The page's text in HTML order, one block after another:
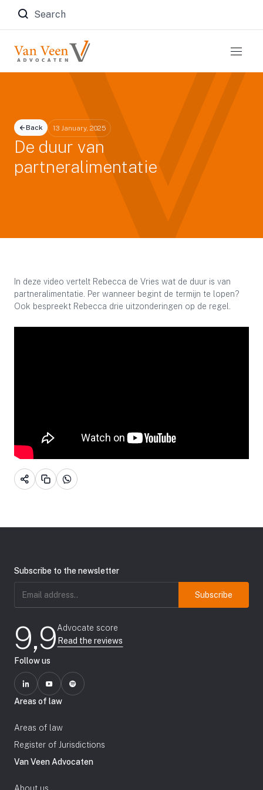
Zoeken naar:
Back 13 January, 2025
De duur van
partneralimentatie
In deze video vertelt Rebecca de Vries wat de duur is van
partneralimentatie. Per wanneer begint de termijn te lopen?
Ook bespreekt Rebecca drie uitzonderingen op de regel.
Subscribe to the newsletter
9,9Advocate score
Read the reviews
Follow us
Areas of law
Areas of law
Register of Jurisdictions
Van Veen Advocaten